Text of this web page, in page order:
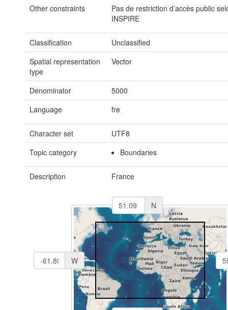
Other constraints
Pas de restriction d’accès public
INSPIRE
Classification
Unclassified
Spatial representation
type
Vector
Denominator
5000
Language
fre
Character set
UTF8
Topic category
Boundaries
Description France
N
W